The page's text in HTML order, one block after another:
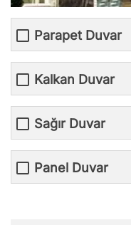
Parapet Duvar
Kalkan Duvar
Sağır Duvar
Panel Duvar